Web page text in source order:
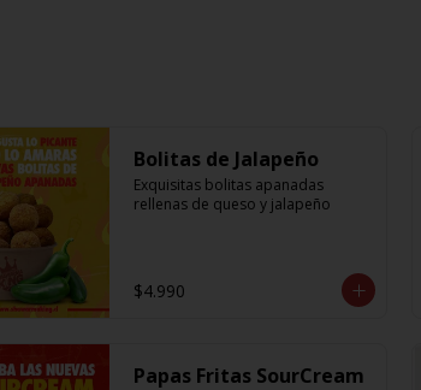
Bolitas de Jalapeño
Exquisitas bolitas apanadas
rellenas de queso y jalapeño
$4.990
Papas Fritas SourCream